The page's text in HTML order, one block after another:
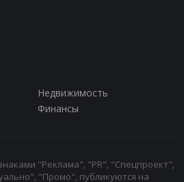
Недвижимость
Финансы
"Реклама", "PR", "Спецпроект",
"Промо", публикуются на